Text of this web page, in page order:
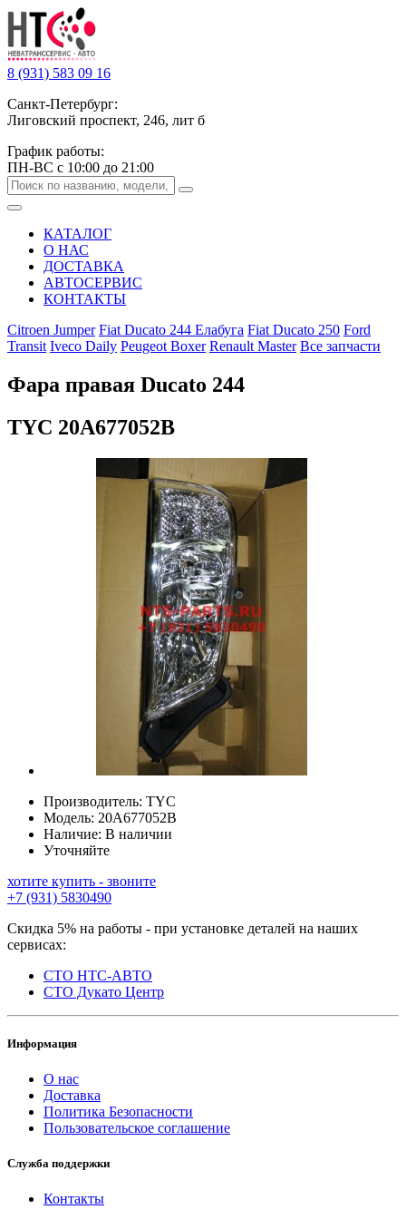
8 (931) 583 09 16
Санкт-Петербург:
Лиговский проспект, 246, лит б
График работы:
ПН-ВС с 10:00 до 21:00
КАТАЛОГ
О НАС
ДОСТАВКА
АВТОСЕРВИС
КОНТАКТЫ
Citroen Jumper Fiat Ducato 244 Елабуга Fiat Ducato 250 Ford
Transit Iveco Daily Peugeot Boxer Renault Master Все запчасти
Фара правая Ducato 244
TYC 20A677052B
Производитель: TYC
Модель: 20A677052B
Наличие: В наличии
Уточняйте
хотите купить - звоните
+7 (931) 5830490
Скидка 5% на работы - при установке деталей на наших
сервисах:
СТО НТС-АВТО
СТО Дукато Центр
Информация
О нас
Доставка
Политика Безопасности
Пользовательское соглашение
Служба поддержки
Контакты